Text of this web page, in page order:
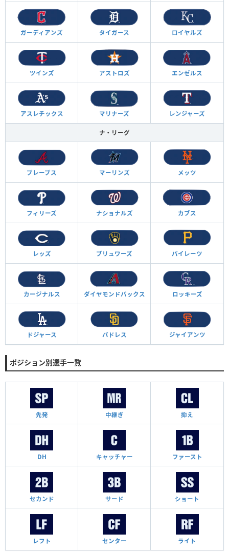
ガーディアンズ タイガース ロイヤルズ
ツインズ アストロズ エンゼルス
アスレチックス マリナーズ レンジャーズ
ナ・リーグ
ブレーブス マーリンズ メッツ
フィリーズ ナショナルズ カブス
レッズ ブリュワーズ パイレーツ
カージナルス ダイヤモンドバックス ロッキーズ
ドジャース パドレス ジャイアンツ
ポジション別選手一覧
先発 中継ぎ 抑え
DH キャッチャー ファースト
セカンド サード ショート
レフト センター ライト